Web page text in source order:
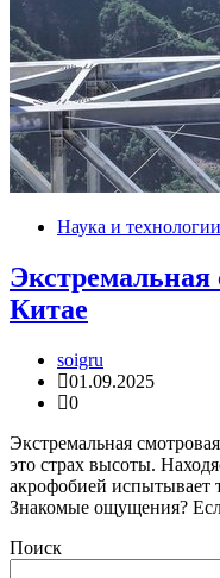
Наука и технологии
Китае
soigru
01.09.2025
0
Экстремальная
это страх высоты.
акрофобией испытывает
Знакомые ощущения?
Поиск